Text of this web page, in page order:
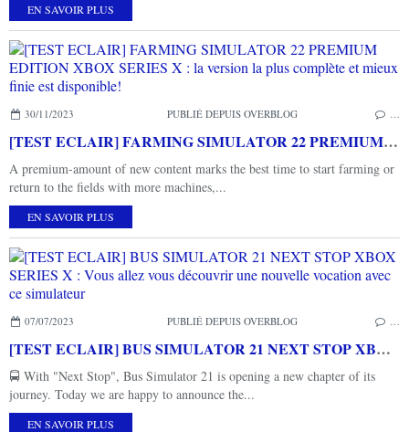
EN SAVOIR PLUS
30/11/2023 PUBLIÉ DEPUIS OVERBLOG
[TEST ECLAIR] FARMING SIMULATOR 22 PREMIUM EDITION XBOX SERIES X : la version la plus complète et mieux finie est disponible!
A premium-amount of new content marks the best time to start farming or
return to the fields with more machines,...
EN SAVOIR PLUS
07/07/2023 PUBLIÉ DEPUIS OVERBLOG
[TEST ECLAIR] BUS SIMULATOR 21 NEXT STOP XBOX SERIES X : Vous allez vous découvrir une nouvelle vocation avec ce simulateur
🚍 With "Next Stop", Bus Simulator 21 is opening a new chapter of its
journey. Today we are happy to announce the...
EN SAVOIR PLUS